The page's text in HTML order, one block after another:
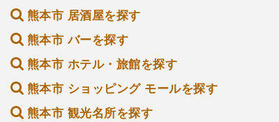
熊本市 居酒屋を探す
熊本市 バーを探す
熊本市 ホテル・旅館を探す
熊本市 ショッピング モールを探す
熊本市 観光名所を探す